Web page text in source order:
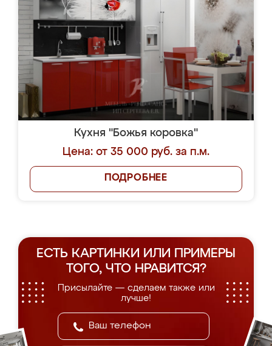
Кухня "Божья коровка"
Цена: от 35 000 руб. за п.м.
ПОДРОБНЕЕ
ЕСТЬ КАРТИНКИ ИЛИ ПРИМЕРЫ
ТОГО, ЧТО НРАВИТСЯ?
Присылайте — сделаем также или
лучше!